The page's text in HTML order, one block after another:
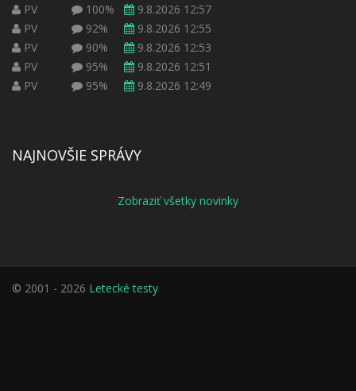
PV
100%
9.8.2026 12:57
PV
92%
9.8.2026 12:55
PV
90%
9.8.2026 12:53
PV
95%
9.8.2026 12:51
PV
95% 9.8.2026 12:49
NAJNOVŠIE SPRÁVY
Zobraziť všetky novinky
© 2001 - 2026 Letecké testy